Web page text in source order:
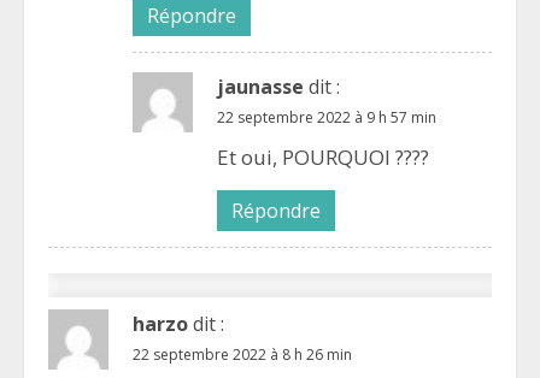
Répondre
jaunasse dit :
22 septembre 2022 à 9 h 57 min
Et oui, POURQUOI ????
Répondre
harzodit :
22 septembre 2022 à 8 h 26 min